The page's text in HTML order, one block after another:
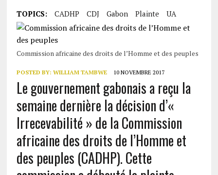
TOPICS: CADHP CDJ Gabon Plainte UA
Commission africaine des droits de l’Homme et des peuples
POSTED BY: WILLIAM TAMBWE 10 NOVEMBRE 2017
Le gouvernement gabonais a reçu la
semaine dernière la décision d’«
Irrecevabilité » de la Commission
africaine des droits de l’Homme et
des peuples (CADHP). Cette